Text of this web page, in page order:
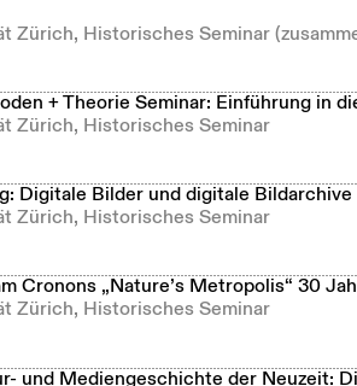
Zürich, Historisches Seminar
+ Theorie Seminar: Einführung in
Zürich, Historisches Seminar
Digitale Bilder und digitale Bildarchive
Zürich, Historisches Seminar
Cronons „Nature’s Metropolis“ 30
Zürich, Historisches Seminar
und Mediengeschichte der Neuzeit: